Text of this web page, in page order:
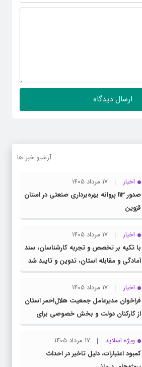
آرشیو خبر ها
اخبار
17 مرداد 1405
صدور 113 پروانه بهره‌برداری صنعتی در استان
قزوین
اخبار
17 مرداد 1405
با تکیه بر تخصص و تجربه کارشناسان، سند
آمادگی و مقابله استان، تدوین و تایید شد
اخبار
17 مرداد 1405
فراخوان مدیرعامل جمعیت هلال‌احمر استان
از کارکنان دولت و بخش خصوصی برای
مشارکت در طرح ملی «سنا»
ویژه اسلاید
17 مرداد 1405
کمبود اعتبارات، دلیل تاخیر در احداث